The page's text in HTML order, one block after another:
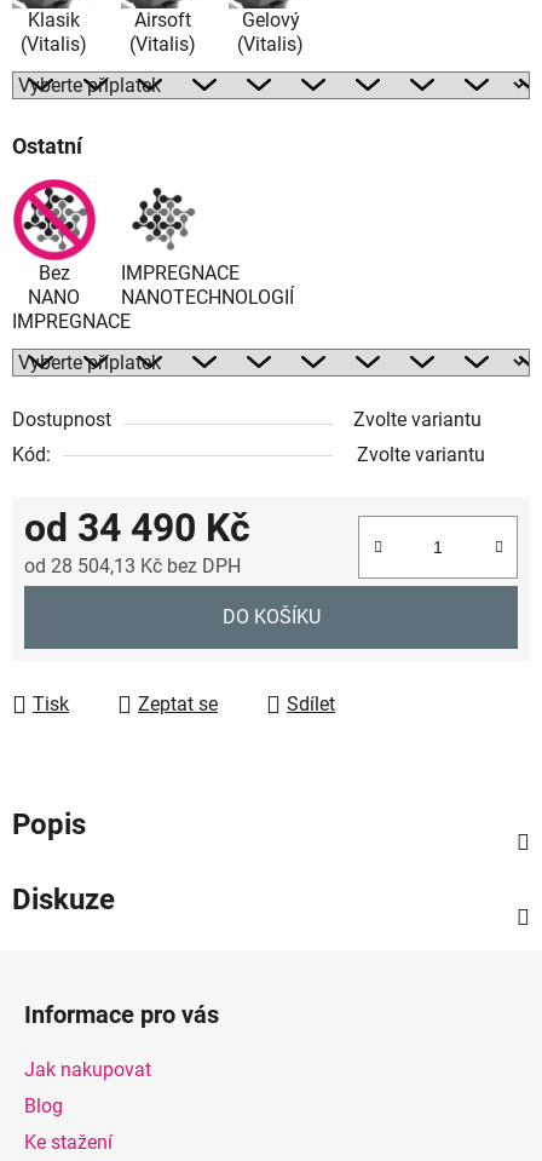
Klasik
(Vitalis)
Airsoft
(Vitalis)
Gelový
(Vitalis)
Ostatní
Bez
NANO
IMPREGNACE
IMPREGNACE
NANOTECHNOLOGIÍ
Dostupnost
Zvolte variantu
Kód:
Zvolte variantu
od 34 490 Kč
od 28 504,13 Kč bez DPH
DO KOŠÍKU
Tisk Zeptat se Sdílet
Popis
Diskuze
Informace pro vás
Jak nakupovat
Blog
Ke stažení